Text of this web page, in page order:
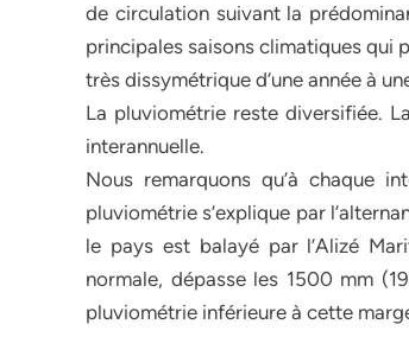
de circulation suivant la
principales saisons climatiques qui
très dissymétrique d’une année à
La pluviométrie reste diversifiée.
interannuelle.
Nous remarquons qu’à chaque
pluviométrie s’explique par
le pays est balayé par l’Alizé
normale, dépasse les 1500 mm
pluviométrie inférieure à cette